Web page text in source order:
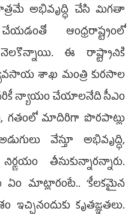
అభివృద్ధి చేసి మిగతా
ఆంధ్రరాష్ట్రంలో
నెలకొన్నాయి. ఈ రాష్ట్రానికి
శాఖ మంత్రి కురసాల
న్యాయం చేయాలనేది సీఎం
మాదిరిగా పొరపాట్లు
వేస్తూ అభివృద్ధి,
తీసుకున్నారన్నారు.
ఏం మాట్లారంటే.. ‘కీలకమైన
కృతజ్ఞతలు.